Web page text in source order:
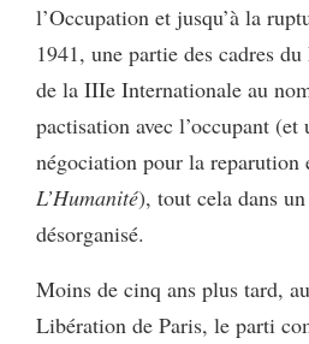
l’Occupation et jusqu’à la
1941, une partie des cadres
de la IIIe Internationale au
pactisation avec l’occupant (et
négociation pour la reparution
L’Humanité), tout cela dans
désorganisé.
Moins de cinq ans plus tard,
Libération de Paris, le parti